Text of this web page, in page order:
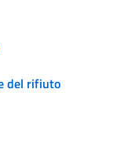
del rifiuto